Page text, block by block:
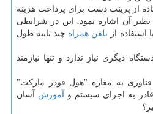
از پرینت دست برای پرداخت هزینه
آن اشاره نمود. این در شرایطی
از تلفن همراه چند ثانیه طول
دیگری نیاز ندارد و تنها نیازمند
به مغازه "هول فودز ماركت"
به اجرای سیستم و آموزش آسان